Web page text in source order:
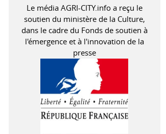
Le média AGRI-CITY.info a reçu le
soutien du ministère de la Culture,
dans le cadre du Fonds de soutien à
l'émergence et à l'innovation de la
presse